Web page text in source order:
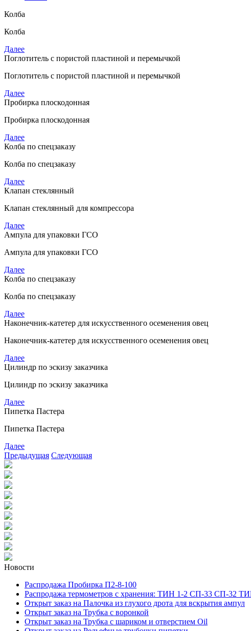
Колба
Колба
Далее
Поглотитель с пористой пластиной и перемычкой
Поглотитель с пористой пластиной и перемычкой
Далее
Пробирка плоскодонная
Пробирка плоскодонная
Далее
Колба по спецзаказу
Колба по спецзаказу
Далее
Клапан стеклянный
Клапан стеклянный для компрессора
Далее
Ампула для упаковки ГСО
Ампула для упаковки ГСО
Далее
Колба по спецзаказу
Колба по спецзаказу
Далее
Наконечник-катетер для искусственного осеменения овец
Наконечник-катетер для искусственного осеменения овец
Далее
Цилиндр по эскизу заказчика
Цилиндр по эскизу заказчика
Далее
Пипетка Пастера
Пипетка Пастера
Далее
Предыдущая Следующая
Новости
Распродажа Пробирка П2-8-100
Распродажа термометров с хранения: ТИН 1-2 СП-33 СП-
Открыт заказ на Палочка из глухого дрота для вскрытия ампул
Открыт заказ на Трубка с воронкой
Открыт заказ на Трубка с шариком и отверстием Oil